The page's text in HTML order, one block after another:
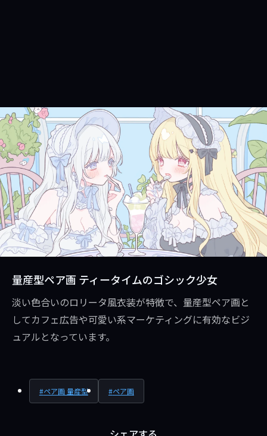
量産型ペア画 ティータイムのゴシック少女
淡い色合いのロリータ風衣装が特徴で、量産型ペア画と
してカフェ広告や可愛い系マーケティングに有効なビジ
ュアルとなっています。
ペア画 量産型 ペア画